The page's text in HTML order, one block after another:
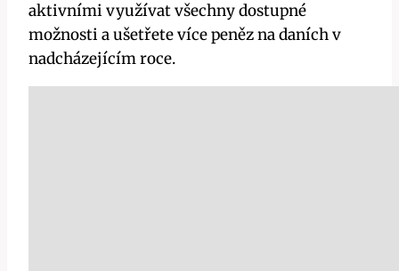
aktivními využívat všechny dostupné
možnosti a ušetřete více peněz na daních v
nadcházejícím roce.